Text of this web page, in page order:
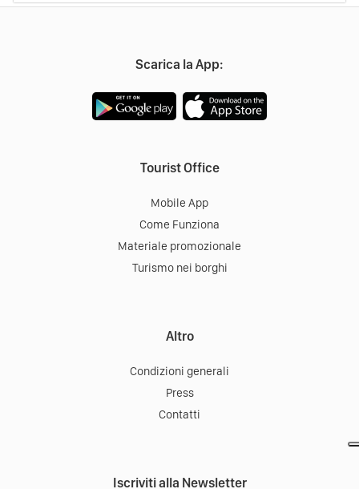
Moriago della Battaglia
Tourist Office